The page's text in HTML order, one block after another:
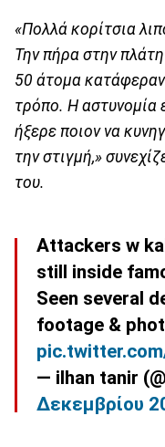
«Πολλά κορίτσια
Την πήρα στην
50 άτομα
τρόπο. Η αστυνομία
ήξερε ποιον να
την στιγμή,»
του.
Attackers w
still inside
Seen several
footage &
— ilhan tanir
Δεκεμβρίου